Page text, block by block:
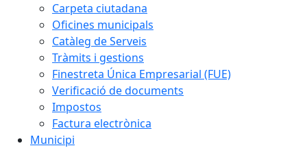
Carpeta ciutadana
Oficines municipals
Catàleg de Serveis
Tràmits i gestions
Finestreta Única Empresarial (FUE)
Verificació de documents
Impostos
Factura electrònica
Municipi